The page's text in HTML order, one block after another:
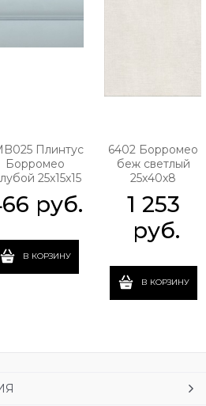
Плинтус
Борромео
25x15x15
руб.
В КОРЗИНУ
6402 Борромео
беж светлый
25x40x8
1 253
руб.
В КОРЗИНУ